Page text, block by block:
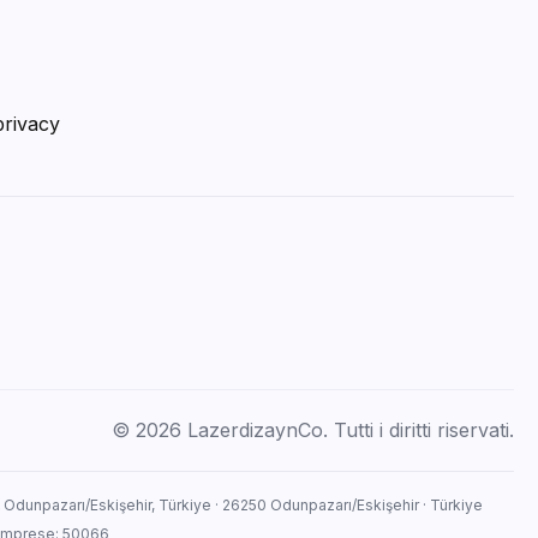
© 2026 LazerdizaynCo. Tutti i diritti riservati.
Eskişehir, Türkiye · 26250 Odunpazarı/Eskişehir · Türkiye
50066